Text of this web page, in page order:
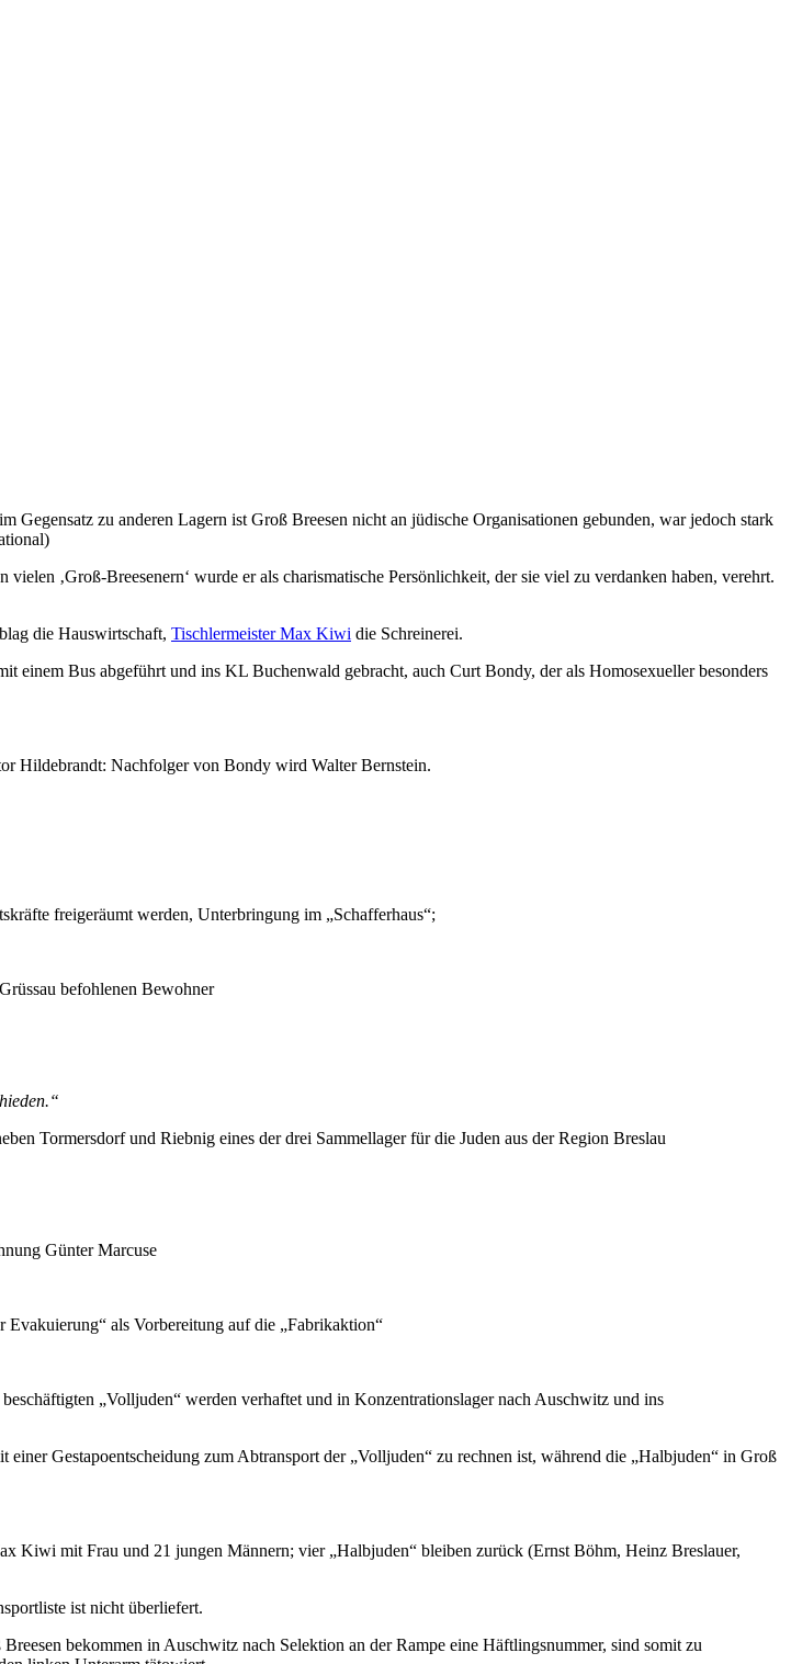
zu anderen Lagern ist Groß Breesen nicht an jüdische Organisationen gebunden, war jedoch stark
‚Groß-Breesenern‘ wurde er als charismatische Persönlichkeit, der sie viel zu verdanken haben, verehrt.
die Hauswirtschaft, Tischlermeister Max Kiwi die Schreinerei.
einem Bus abgeführt und ins KL Buchenwald gebracht, auch Curt Bondy, der als Homosexueller besonders
Hildebrandt: Nachfolger von Bondy wird Walter Bernstein.
freigeräumt werden, Unterbringung im „Schafferhaus“;
befohlenen Bewohner
Tormersdorf und Riebnig eines der drei Sammellager für die Juden aus der Region Breslau
Günter Marcuse
Evakuierung“ als Vorbereitung auf die „Fabrikaktion“
„Volljuden“ werden verhaftet und in Konzentrationslager nach Auschwitz und ins
Gestapoentscheidung zum Abtransport der „Volljuden“ zu rechnen ist, während die „Halbjuden“ in Groß
Kiwi mit Frau und 21 jungen Männern; vier „Halbjuden“ bleiben zurück (Ernst Böhm, Heinz Breslauer,
ist nicht überliefert.
bekommen in Auschwitz nach Selektion an der Rampe eine Häftlingsnummer, sind somit zu